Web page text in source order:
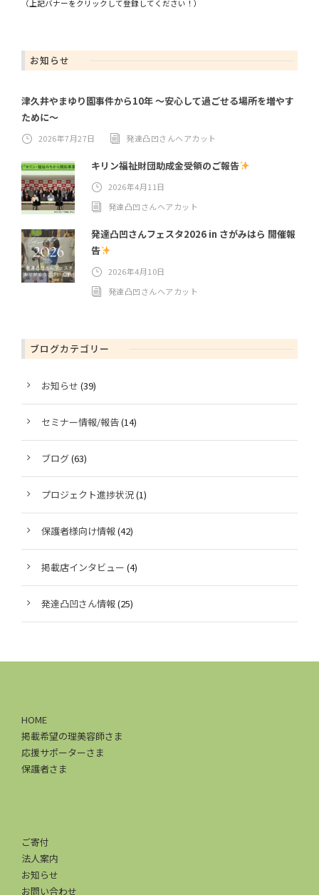
（上記バナーをクリックして登録してください！）
お知らせ
津久井やまゆり園事件から10年 ～安心して過ごせる場所を増やす
ために～
2026年7月27日 発達凸凹さんヘアカット
キリン福祉財団助成金受領のご報告
2026年4月11日
発達凸凹さんヘアカット
発達凸凹さんフェスタ2026 in さがみはら 開催報
告
2026年4月10日
発達凸凹さんヘアカット
ブログカテゴリー
お知らせ (39)
セミナー情報/報告(14)
ブログ(63)
プロジェクト進捗状況(1)
保護者様向け情報(42)
掲載店インタビュー (4)
発達凸凹さん情報(25)
HOME
掲載希望の理美容師さま
応援サポーターさま
保護者さま
ご寄付
法人案内
お知らせ
お問い合わせ